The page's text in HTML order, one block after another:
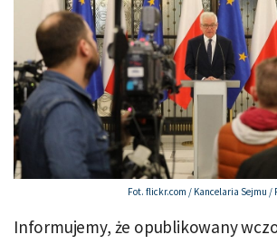
Fot. flickr.com / Kancelaria Sejmu /
Informujemy, że opublikowany